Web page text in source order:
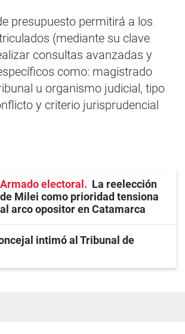
presupuesto permitirá a los
(mediante su clave
consultas avanzadas y
como: magistrado
u organismo judicial, tipo
y criterio jurisprudencial
Armado electoral
La reelección
de Milei como prioridad tensiona
al arco opositor en Catamarca
intimó al Tribunal de